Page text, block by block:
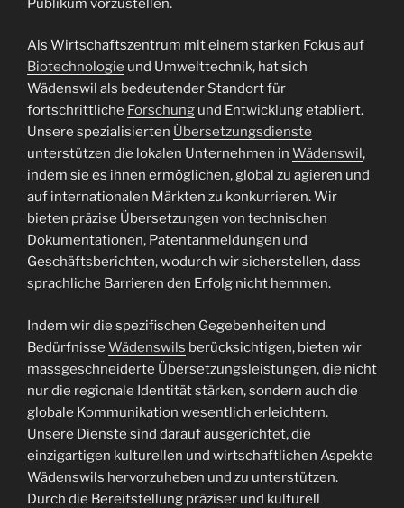
Publikum vorzustellen.
Als Wirtschaftszentrum mit einem starken Fokus auf
Biotechnologie und Umwelttechnik, hat sich
Wädenswil als bedeutender Standort für
fortschrittliche Forschung und Entwicklung etabliert.
Unsere spezialisierten Übersetzungsdienste
unterstützen die lokalen Unternehmen in Wädenswil,
indem sie es ihnen ermöglichen, global zu agieren und
auf internationalen Märkten zu konkurrieren. Wir
bieten präzise Übersetzungen von technischen
Dokumentationen, Patentanmeldungen und
Geschäftsberichten, wodurch wir sicherstellen, dass
sprachliche Barrieren den Erfolg nicht hemmen.
Indem wir die spezifischen Gegebenheiten und
Bedürfnisse Wädenswils berücksichtigen, bieten wir
massgeschneiderte Übersetzungsleistungen, die nicht
nur die regionale Identität stärken, sondern auch die
globale Kommunikation wesentlich erleichtern.
Unsere Dienste sind darauf ausgerichtet, die
einzigartigen kulturellen und wirtschaftlichen Aspekte
Wädenswils hervorzuheben und zu unterstützen.
Durch die Bereitstellung präziser und kulturell